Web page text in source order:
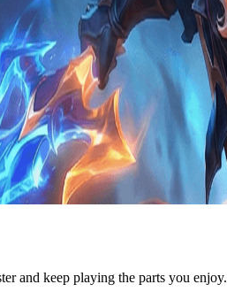
and keep playing the parts you enjoy.